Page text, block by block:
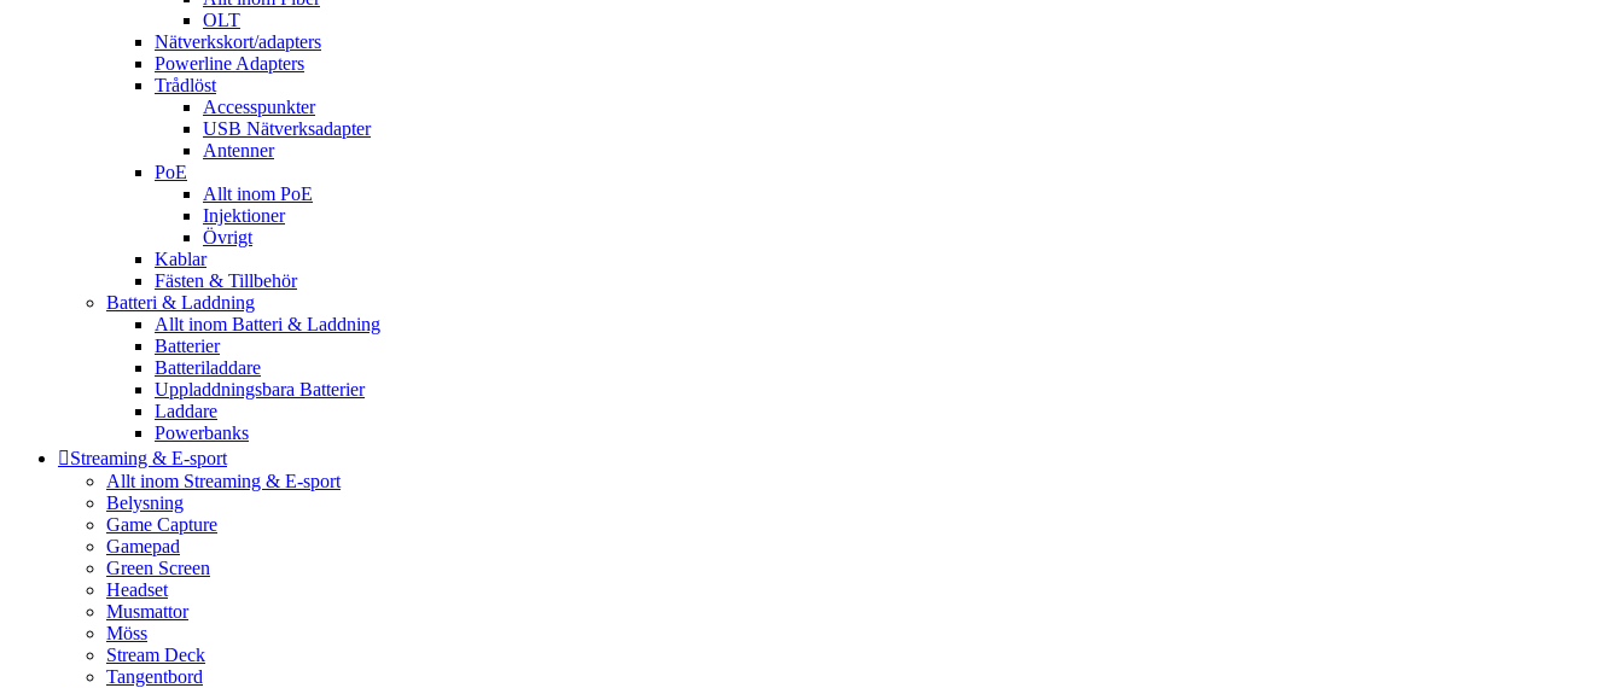
OLT
Nätverkskort/adapters
Powerline Adapters
Trådlöst
Accesspunkter
USB Nätverksadapter
Antenner
PoE
Allt inom PoE
Injektioner
Övrigt
Kablar
Fästen & Tillbehör
Batteri & Laddning
Allt inom Batteri & Laddning
Batterier
Batteriladdare
Uppladdningsbara Batterier
Laddare
Powerbanks
Streaming & E-sport
Allt inom Streaming & E-sport
Belysning
Game Capture
Gamepad
Green Screen
Headset
Musmattor
Möss
Stream Deck
Tangentbord